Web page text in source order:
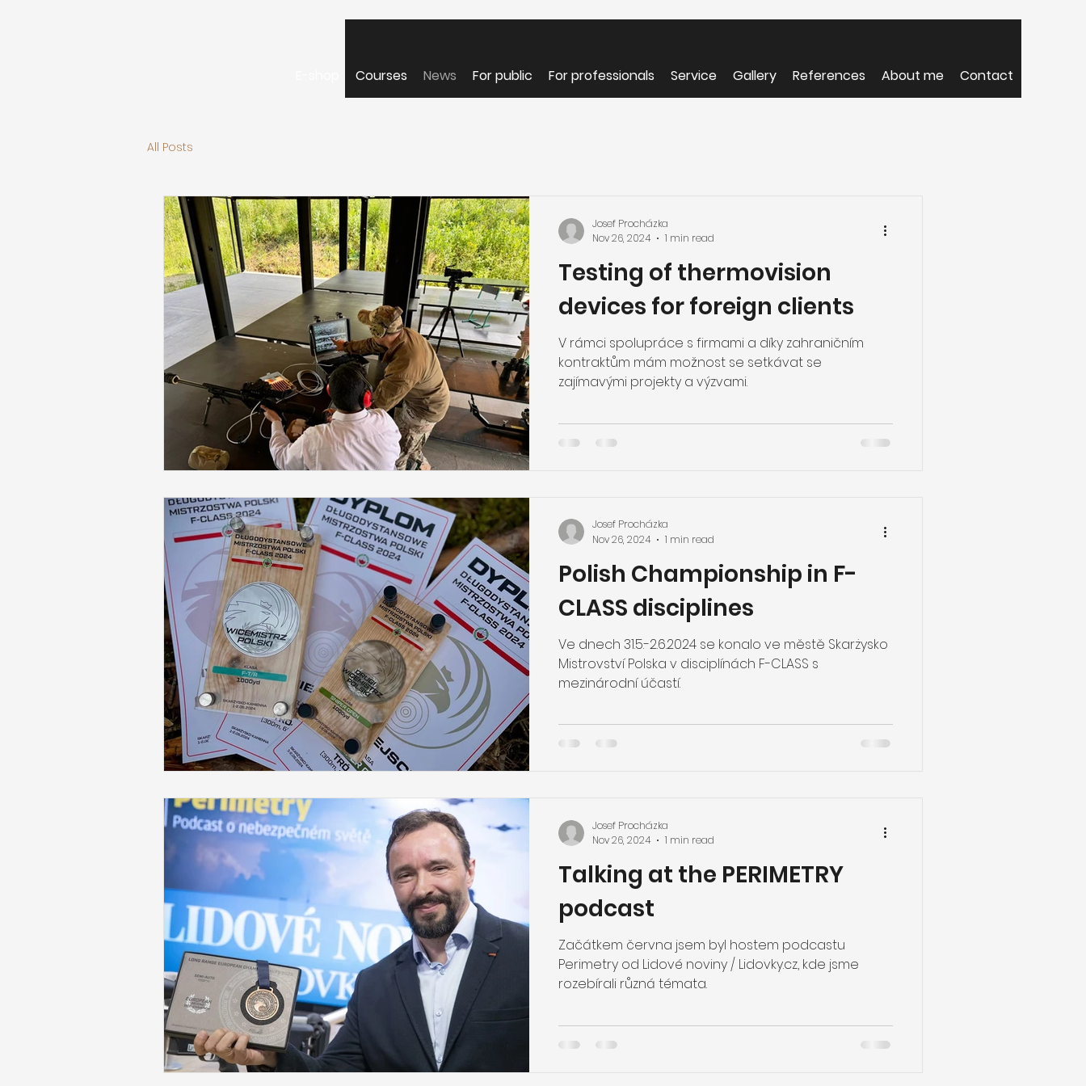
Courses News For public For professionals Service Gallery References About me Contact
All Posts
Testing of thermovision
devices for foreign clients
V rámci spolupráce s firmami a díky zahraničním
kontraktům mám možnost se setkávat se
zajímavými projekty a výzvami.
Josef Procházka
Nov 26, 2024
1 min read
Polish Championship in F-
CLASS disciplines
Ve dnech 31.5.-2.6.2024 se konalo ve městě Skarżysko
Mistrovství Polska v disciplínách F-CLASS s
mezinárodní účastí.
Josef Procházka
Nov 26, 2024
1 min read
Talking at the PERIMETRY
podcast
Začátkem června jsem byl hostem podcastu
Perimetry od Lidové noviny / Lidovky.cz, kde jsme
rozebírali různá témata.
Josef Procházka
Nov 26, 2024
1 min read